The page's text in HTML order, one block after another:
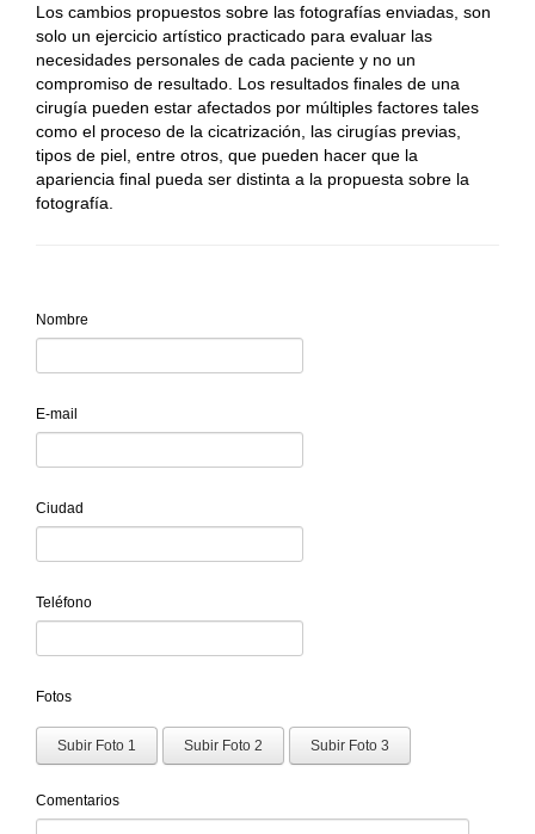
Los cambios propuestos sobre las fotografías enviadas, son
solo un ejercicio artístico practicado para evaluar las
necesidades personales de cada paciente y no un
compromiso de resultado. Los resultados finales de una
cirugía pueden estar afectados por múltiples factores tales
como el proceso de la cicatrización, las cirugías previas,
tipos de piel, entre otros, que pueden hacer que la
apariencia final pueda ser distinta a la propuesta sobre la
fotografía.